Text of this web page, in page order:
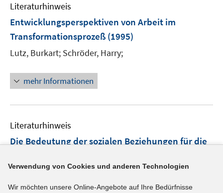
n
Literaturhinweis
Entwicklungsperspektiven von Arbeit im
Transformationsprozeß (1995)
Lutz, Burkart; Schröder, Harry;
mehr Informationen
Literaturhinweis
Die Bedeutung der sozialen Beziehungen für die
Schmidt, Rudi;
Verwendung von Cookies und anderen Technologien
Wir möchten unsere Online-Angebote auf Ihre Bedürfnisse